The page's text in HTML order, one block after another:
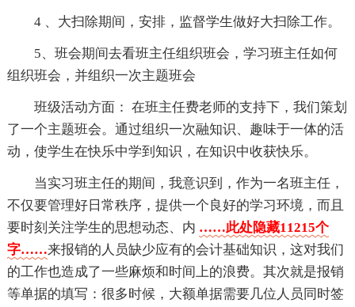
4 、大扫除期间，安排，监督学生做好大扫除工作。
5、班会期间去看班主任组织班会，学习班主任如何
组织班会，并组织一次主题班会
班级活动方面： 在班主任费老师的支持下，我们策划
了一个主题班会。通过组织一次融知识、趣味于一体的活
动，使学生在快乐中学到知识，在知识中收获快乐。
当实习班主任的期间，我意识到，作为一名班主任，
不仅要管理好日常秩序，提供一个良好的学习环境，而且
要时刻关注学生的思想动态、内 ……此处隐藏11215个
字……来报销的人员缺少应有的会计基础知识，这对我们
的工作也造成了一些麻烦和时间上的浪费。其次就是报销
等单据的填写：很多时候，大额单据需要几位人员同时签